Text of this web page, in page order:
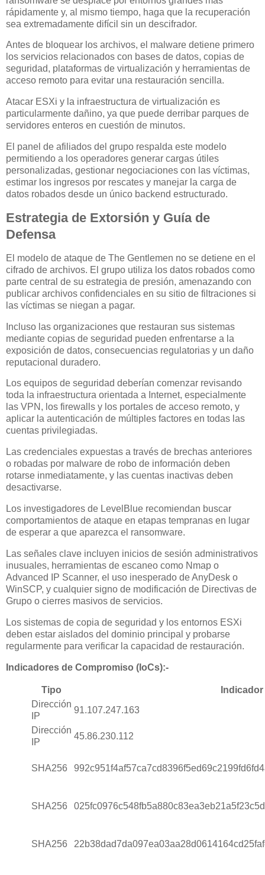
rápidamente y, al mismo tiempo, haga que la recuperación
sea extremadamente difícil sin un descifrador.
Antes de bloquear los archivos, el malware detiene primero
los servicios relacionados con bases de datos, copias de
seguridad, plataformas de virtualización y herramientas de
acceso remoto para evitar una restauración sencilla.
Atacar ESXi y la infraestructura de virtualización es
particularmente dañino, ya que puede derribar parques de
servidores enteros en cuestión de minutos.
El panel de afiliados del grupo respalda este modelo
permitiendo a los operadores generar cargas útiles
personalizadas, gestionar negociaciones con las víctimas,
estimar los ingresos por rescates y manejar la carga de
datos robados desde un único backend estructurado.
Estrategia de Extorsión y Guía de
Defensa
El modelo de ataque de The Gentlemen no se detiene en el
cifrado de archivos. El grupo utiliza los datos robados como
parte central de su estrategia de presión, amenazando con
publicar archivos confidenciales en su sitio de filtraciones si
las víctimas se niegan a pagar.
Incluso las organizaciones que restauran sus sistemas
mediante copias de seguridad pueden enfrentarse a la
exposición de datos, consecuencias regulatorias y un daño
reputacional duradero.
Los equipos de seguridad deberían comenzar revisando
toda la infraestructura orientada a Internet, especialmente
las VPN, los firewalls y los portales de acceso remoto, y
aplicar la autenticación de múltiples factores en todas las
cuentas privilegiadas.
Las credenciales expuestas a través de brechas anteriores
o robadas por malware de robo de información deben
rotarse inmediatamente, y las cuentas inactivas deben
desactivarse.
Los investigadores de LevelBlue recomiendan buscar
comportamientos de ataque en etapas tempranas en lugar
de esperar a que aparezca el ransomware.
Las señales clave incluyen inicios de sesión administrativos
inusuales, herramientas de escaneo como Nmap o
Advanced IP Scanner, el uso inesperado de AnyDesk o
WinSCP, y cualquier signo de modificación de Directivas de
Grupo o cierres masivos de servicios.
Los sistemas de copia de seguridad y los entornos ESXi
deben estar aislados del dominio principal y probarse
regularmente para verificar la capacidad de restauración.
Indicadores de Compromiso (IoCs):-
Tipo
Indicador
Dirección
IP
91.107.247.163
Dirección
IP
45.86.230.112
SHA256
SHA256
SHA256